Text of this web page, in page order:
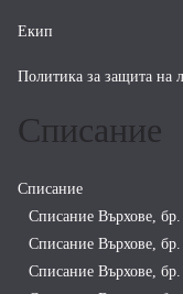
Екип
Политика за защита на
Списание
Списание
Списание Върхове,
Списание Върхове,
Списание Върхове,